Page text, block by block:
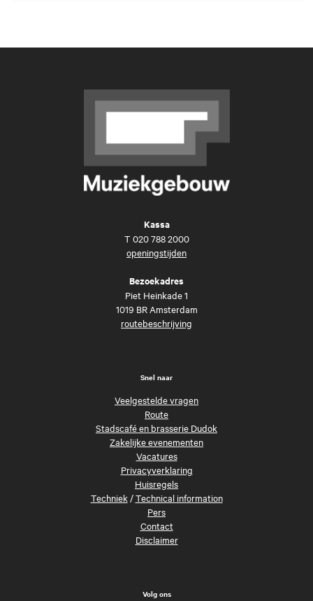
Kassa
T 020 788 2000
openingstijden
Bezoekadres
Piet Heinkade 1
1019 BR Amsterdam
routebeschrijving
Snel naar
Veelgestelde vragen
Route
Stadscafé en brasserie Dudok
Zakelijke evenementen
Vacatures
Privacyverklaring
Huisregels
Techniek/Technical information
Pers
Contact
Disclaimer
Volg ons